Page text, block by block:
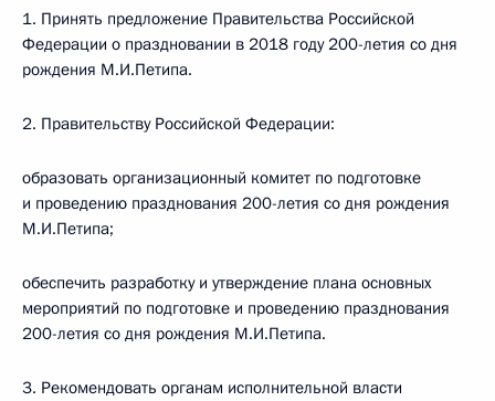
1. Принять предложение Правительства Российской
Федерации о праздновании в 2018 году 200-летия со дня
рождения М.И.Петипа.
2. Правительству Российской Федерации:
образовать организационный комитет по подготовке
и проведению празднования 200-летия со дня рождения
М.И.Петипа;
обеспечить разработку и утверждение плана основных
мероприятий по подготовке и проведению празднования
200-летия со дня рождения М.И.Петипа.
3. Рекомендовать органам исполнительной власти